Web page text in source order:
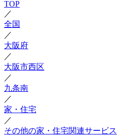
TOP
／
全国
／
大阪府
／
大阪市西区
／
九条南
／
家・住宅
／
その他の家・住宅関連サービス